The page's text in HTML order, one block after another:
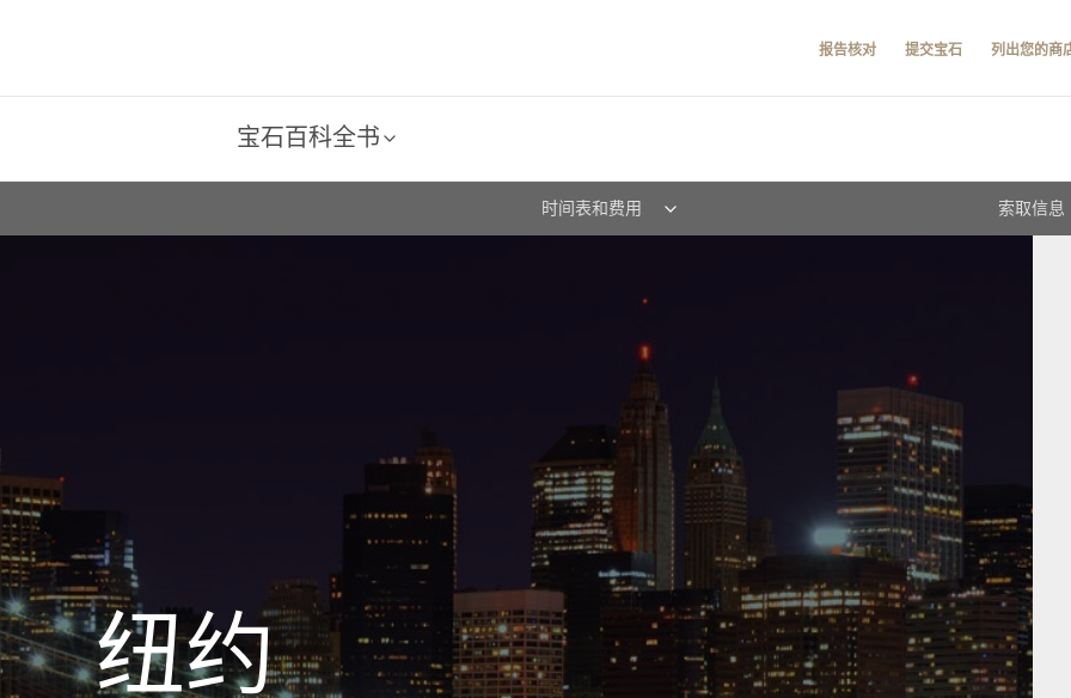
报告核对 提交宝石 列出您的商
宝石百科全书
时间表和费用 索取信息
纽约